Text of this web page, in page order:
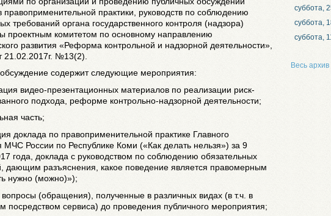
правоприменительной практики, руководств по соблюдению
требований органа государственного контроля (надзора)
проектным комитетом по основному направлению
развития «Реформа контрольной и надзорной деятельности»,
21.02.2017г. №13(2).
содержит следующие мероприятия:
видео-презентационных материалов по реализации риск-
подхода, реформе контрольно-надзорной деятельности;
часть;
доклада по правоприменительной практике Главного
МЧС России по Республике Коми («Как делать нельзя») за 9
года, доклада с руководством по соблюдению обязательных
дающим разъяснения, какое поведение является правомерным
нужно (можно)»);
(обращения), полученные в различных видах (в т.ч. в
посредством сервиса) до проведения публичного мероприятия;
суббота,
суббота,
суббота,
Весь архив